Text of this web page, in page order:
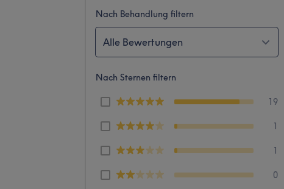
Nach Behandlung filtern
Alle Bewertungen
Nach Sternen filtern
19
1
1
0